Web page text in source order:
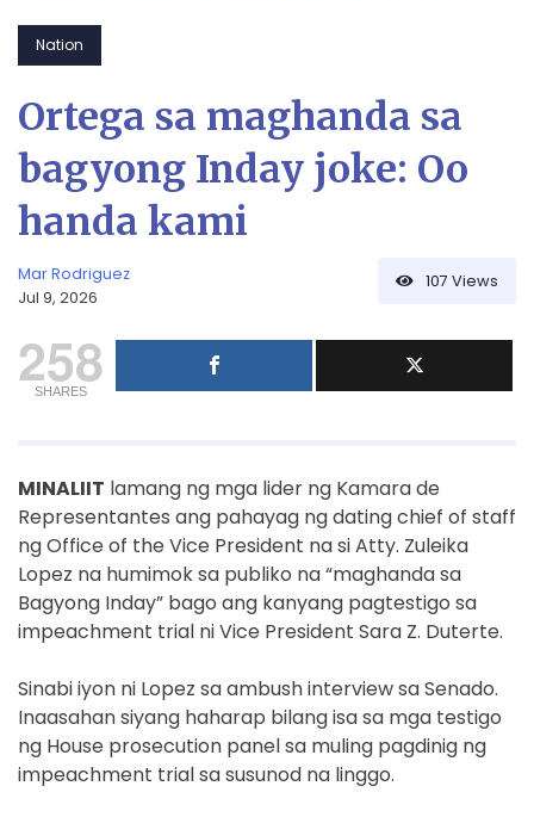
Nation
Ortega sa maghanda sa
bagyong Inday joke: Oo
handa kami
Mar Rodriguez
Jul 9, 2026
107 Views
258
SHARES
MINALIIT lamang ng mga lider ng Kamara de
Representantes ang pahayag ng dating chief of staff
ng Office of the Vice President na si Atty. Zuleika
Lopez na humimok sa publiko na “maghanda sa
Bagyong Inday” bago ang kanyang pagtestigo sa
impeachment trial ni Vice President Sara Z. Duterte.
Sinabi iyon ni Lopez sa ambush interview sa Senado.
Inaasahan siyang haharap bilang isa sa mga testigo
ng House prosecution panel sa muling pagdinig ng
impeachment trial sa susunod na linggo.